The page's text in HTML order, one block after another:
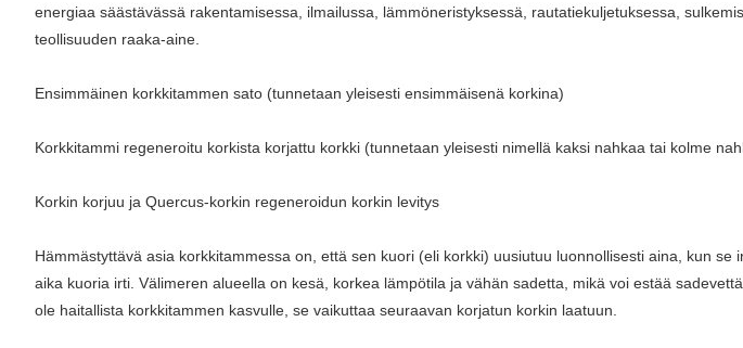
energiaa säästävässä rakentamisessa, ilmailussa, lämmöneristyksessä, rautatiekuljetuksessa,
teollisuuden raaka-aine.
Ensimmäinen korkkitammen sato (tunnetaan yleisesti ensimmäisenä korkina)
Korkkitammi regeneroitu korkista korjattu korkki (tunnetaan yleisesti nimellä kaksi nahkaa tai kolme
Korkin korjuu ja Quercus-korkin regeneroidun korkin levitys
Hämmästyttävä asia korkkitammessa on, että sen kuori (eli korkki) uusiutuu luonnollisesti aina, kun
aika kuoria irti. Välimeren alueella on kesä, korkea lämpötila ja vähän sadetta, mikä voi estää
ole haitallista korkkitammen kasvulle, se vaikuttaa seuraavan korjatun korkin laatuun.